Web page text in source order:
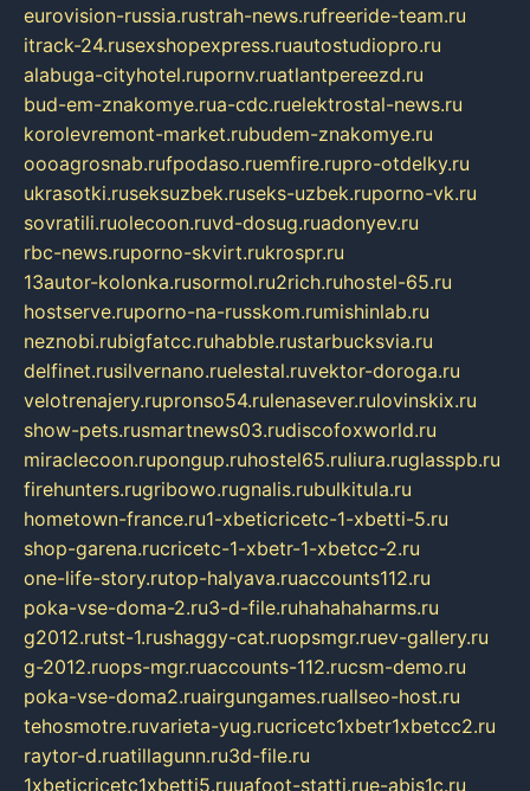
eurovision-russia.rustrah-news.rufreeride-team.ru
itrack-24.rusexshopexpress.ruautostudiopro.ru
alabuga-cityhotel.rupornv.ruatlantpereezd.ru
bud-em-znakomye.rua-cdc.ruelektrostal-news.ru
korolevremont-market.rubudem-znakomye.ru
oooagrosnab.rufpodaso.ruemfire.rupro-otdelky.ru
ukrasotki.ruseksuzbek.ruseks-uzbek.ruporno-vk.ru
sovratili.ruolecoon.ruvd-dosug.ruadonyev.ru
rbc-news.ruporno-skvirt.rukrospr.ru
13autor-kolonka.rusormol.ru2rich.ruhostel-65.ru
hostserve.ruporno-na-russkom.rumishinlab.ru
neznobi.rubigfatcc.ruhabble.rustarbucksvia.ru
delfinet.rusilvernano.ruelestal.ruvektor-doroga.ru
velotrenajery.rupronso54.rulenasever.rulovinskix.ru
show-pets.rusmartnews03.rudiscofoxworld.ru
miraclecoon.rupongup.ruhostel65.ruliura.ruglasspb.ru
firehunters.rugribowo.rugnalis.rubulkitula.ru
hometown-france.ru1-xbeticricetc-1-xbetti-5.ru
shop-garena.rucricetc-1-xbetr-1-xbetcc-2.ru
one-life-story.rutop-halyava.ruaccounts112.ru
poka-vse-doma-2.ru3-d-file.ruhahahaharms.ru
g2012.rutst-1.rushaggy-cat.ruopsmgr.ruev-gallery.ru
g-2012.ruops-mgr.ruaccounts-112.rucsm-demo.ru
poka-vse-doma2.ruairgungames.ruallseo-host.ru
tehosmotre.ruvarieta-yug.rucricetc1xbetr1xbetcc2.ru
raytor-d.ruatillagunn.ru3d-file.ru
1xbeticricetc1xbetti5.ruuafoot-statti.rue-abis1c.ru